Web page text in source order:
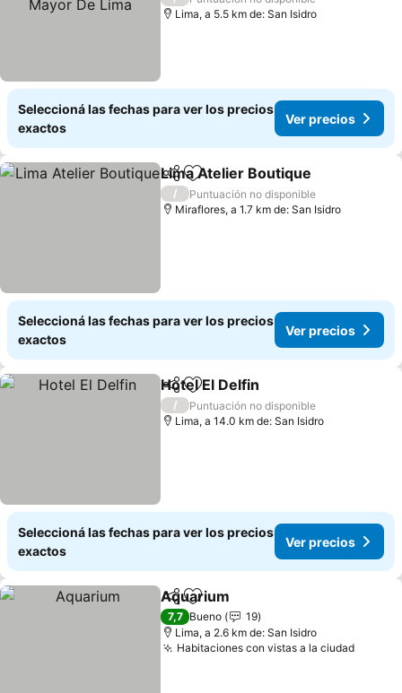
Lima, a 5.5 km de: San Isidro
Seleccioná las fechas para ver los precios
exactos
Ver precios
CompartirAñadir a favoritos
Lima Atelier Boutique
/
Puntuación no disponible
Miraflores, a 1.7 km de: San Isidro
Seleccioná las fechas para ver los precios
exactos
Ver precios
CompartirAñadir a favoritos
Hotel El Delfin
/
Puntuación no disponible
Lima, a 14.0 km de: San Isidro
Seleccioná las fechas para ver los precios
exactos
Ver precios
CompartirAñadir a favoritos
Aquarium
7,7 Bueno
19
Lima, a 2.6 km de: San Isidro
Habitaciones con vistas a la ciudad